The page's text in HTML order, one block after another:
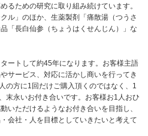
るための研究に取り組み続けています。
ル」のほか、生薬製剤「痛散湯（つうさ
「長白仙参（ちょうはくせんじん）」な
ートして約45年になります。お客様主語
サービス、対応に活かし商いを行ってき
の方に1回だけご購入頂くのではなく、1
末永いお付き合いです。お客様お1人おひ
いただけるようなお付き合いを目指し、
会社・人を目標としていきたいと考えて